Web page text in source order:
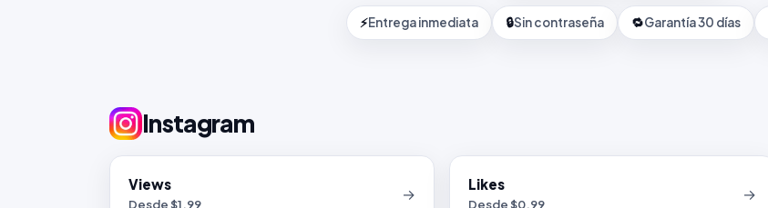
⚡Entrega inmediata 🔒Sin contraseña 🔁Garantía 30 días
Instagram
Views
Desde $1.99
→ Likes
Desde $0.99
→